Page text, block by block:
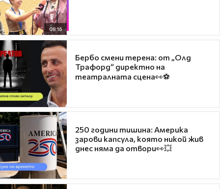
08:16
Бербо смени терена: от „Олд
Трафорд“ директно на
театралната сцена👀⚽
250 години тишина: Америка
зарови капсула, която никой жив
днес няма да отвори👀💥